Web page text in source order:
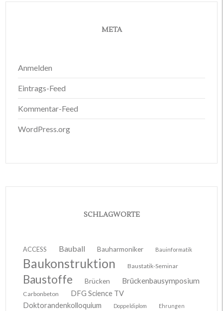
META
Anmelden
Eintrags-Feed
Kommentar-Feed
WordPress.org
SCHLAGWORTE
ACCESS Bauball Bauharmoniker Bauinformatik
Baukonstruktion Baustatik-Seminar
Baustoffe Brücken Brückenbausymposium
Carbonbeton
DFG Science TV
Doktorandenkolloquium
Doppeldiplom Ehrungen